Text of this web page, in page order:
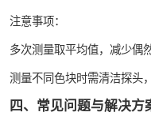
注意事项：
多次测量取平均值，减少偶
测量不同色块时需清洁探头
四、常见问题与解决方